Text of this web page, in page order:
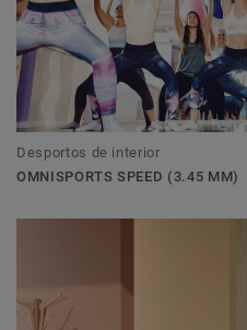
Desportos de interior
OMNISPORTS SPEED (3.45 MM)